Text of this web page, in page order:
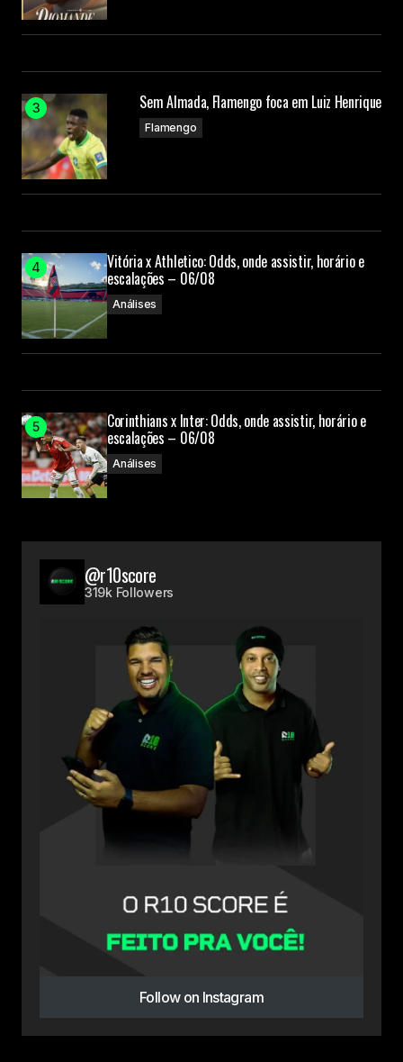
Sem Almada, Flamengo foca em Luiz Henrique
Flamengo
Vitória x Athletico: Odds, onde assistir, horário e
escalações – 06/08
Análises
Corinthians x Inter: Odds, onde assistir, horário e
escalações – 06/08
Análises
@r10score
319k Followers
Follow on Instagram